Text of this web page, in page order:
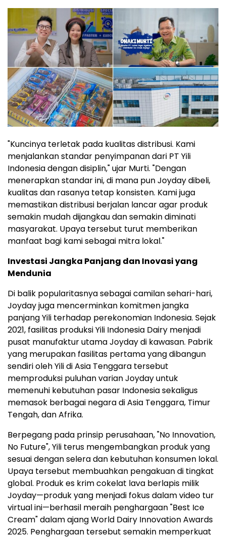
"Kuncinya terletak pada kualitas distribusi. Kami
menjalankan standar penyimpanan dari PT Yili
Indonesia dengan disiplin," ujar Murti. "Dengan
menerapkan standar ini, di mana pun Joyday dibeli,
kualitas dan rasanya tetap konsisten. Kami juga
memastikan distribusi berjalan lancar agar produk
semakin mudah dijangkau dan semakin diminati
masyarakat. Upaya tersebut turut memberikan
manfaat bagi kami sebagai mitra lokal."
Investasi Jangka Panjang dan Inovasi yang
Mendunia
Di balik popularitasnya sebagai camilan sehari-hari,
Joyday juga mencerminkan komitmen jangka
panjang Yili terhadap perekonomian Indonesia. Sejak
2021, fasilitas produksi Yili Indonesia Dairy menjadi
pusat manufaktur utama Joyday di kawasan. Pabrik
yang merupakan fasilitas pertama yang dibangun
sendiri oleh Yili di Asia Tenggara tersebut
memproduksi puluhan varian Joyday untuk
memenuhi kebutuhan pasar Indonesia sekaligus
memasok berbagai negara di Asia Tenggara, Timur
Tengah, dan Afrika.
Berpegang pada prinsip perusahaan, "No Innovation,
No Future", Yili terus mengembangkan produk yang
sesuai dengan selera dan kebutuhan konsumen lokal.
Upaya tersebut membuahkan pengakuan di tingkat
global. Produk es krim cokelat lava berlapis milik
Joyday—produk yang menjadi fokus dalam video tur
virtual ini—berhasil meraih penghargaan "Best Ice
Cream" dalam ajang World Dairy Innovation Awards
2025. Penghargaan tersebut semakin memperkuat